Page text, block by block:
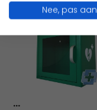
...
Nee, pas aan